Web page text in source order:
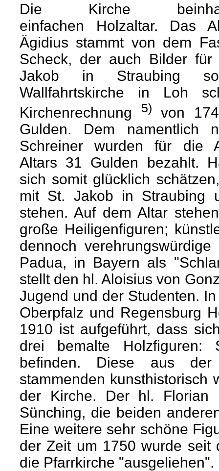
Die Kirche
einfachen Holzaltar. Das
Ägidius stammt von dem
Scheck, der auch Bilder
Jakob in Straubing
Wallfahrtskirche in Loh
Kirchenrechnung
5)
von
Gulden. Dem namentlich
Schreiner wurden für die
Altars 31 Gulden bezahlt.
sich somit glücklich
mit St. Jakob in Straubing
stehen. Auf dem Altar
große Heiligenfiguren;
dennoch
Padua, in Bayern als
stellt den hl. Aloisius von
Jugend und der Studenten.
Oberpfalz und Regensburg
1910 ist aufgeführt, dass
drei bemalte
befinden. Diese aus
stammenden kunsthistorisch
der Kirche. Der hl. Florian
Sünching, die beiden
Eine weitere sehr schöne
der Zeit um 1750 wurde seit
die Pfarrkirche "ausgeliehen".